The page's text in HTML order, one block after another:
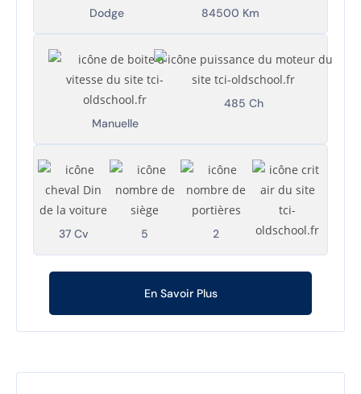
Dodge 84500 Km
Manuelle
485 Ch
37 Cv 5 2
En Savoir Plus